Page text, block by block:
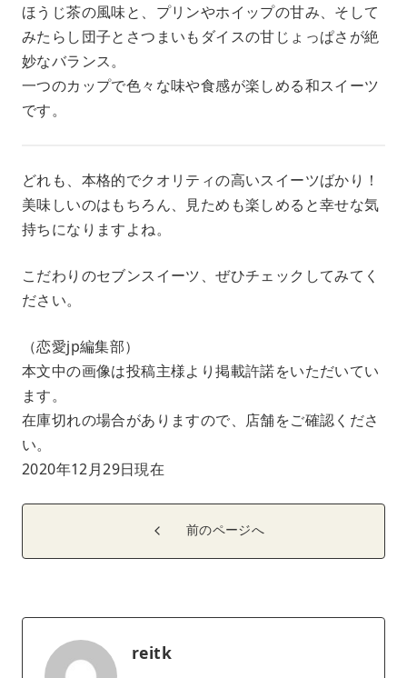
ほうじ茶の風味と、プリンやホイップの甘み、そして
みたらし団子とさつまいもダイスの甘じょっぱさが絶
妙なバランス。
一つのカップで色々な味や食感が楽しめる和スイーツ
です。
どれも、本格的でクオリティの高いスイーツばかり！
美味しいのはもちろん、見ためも楽しめると幸せな気
持ちになりますよね。
こだわりのセブンスイーツ、ぜひチェックしてみてく
ださい。
（恋愛jp編集部）
本文中の画像は投稿主様より掲載許諾をいただいてい
ます。
在庫切れの場合がありますので、店舗をご確認くださ
い。
2020年12月29日現在
前のページへ
reitk